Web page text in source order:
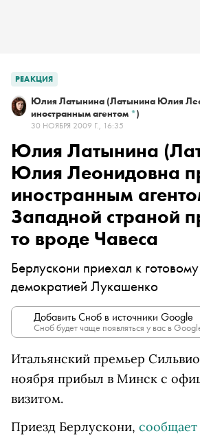
РЕАКЦИЯ
Юлия Латынина (Латынина Юлия
иностранным агентом *)
30 НОЯБРЯ 2009 Г., 16:35
Юлия Латынина
Юлия Леонидовна
иностранным
Западной страной
то вроде Чавеса
Берлускони приехал к готовому
демократией Лукашенко
Добавить Сноб в источники Google
Сноб будет чаще появляться у вас в
Итальянский премьер
ноября прибыл в Минск с
визитом.
Приезд Берлускони, сообщает